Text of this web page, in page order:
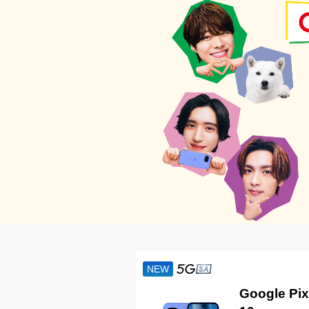
iPhone 16
2024年9月20日
133,200円～
新トクするサポート＋をみる
11インチ
137,520円～
NEW
Google